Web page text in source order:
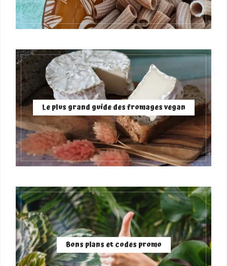
Le plus grand guide des fromages vegan
Bons plans et codes promo